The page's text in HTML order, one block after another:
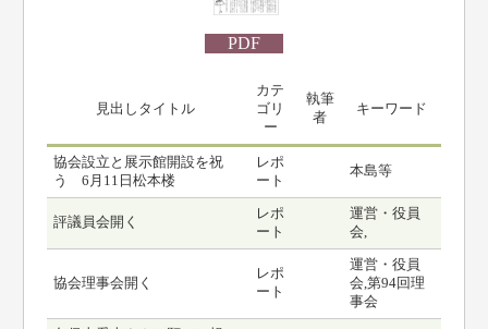
PDF
見出しタイトル
カテ
ゴリ
ー
執筆
者
キーワード
協会設立と展示館開設を祝
う 6月11日松本楼
レポ
ート
本島等
評議員会開く
レポ
ート
運営・役員
会,
協会理事会開く
レポ
ート
運営・役員
会,第94回理
事会